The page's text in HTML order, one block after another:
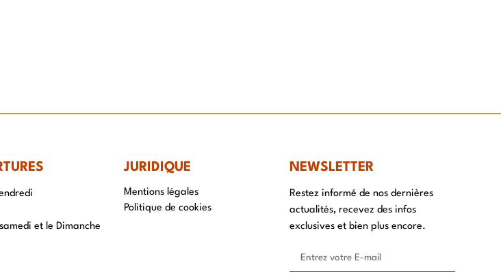
et le Dimanche
JURIDIQUE
Mentions légales
Politique de cookies
NEWSLETTER
Restez informé de nos dernières
actualités, recevez des infos
exclusives et bien plus encore.